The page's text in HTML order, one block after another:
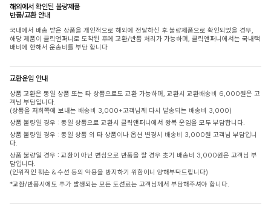
해외에서 확인된 불량제품
반품/교환 안내
국내에서 배송 받은 상품을 개인적으로 해외에 전달하신 후 불량제품으로 확인되었을 경우,
해당 제품이 클릭앤퍼니로 도착된 후에 교환/반품 처리가 가능하며, 클릭앤퍼니에서는 국내택
배비에 한해서 운송비를 부담 합니다
교환운임 안내
상품 교환은 동일 상품 또는 타 상품으로도 교환 가능하며, 교환시 교환배송비 6,000원은 고
객님 부담입니다.
(상품을 저희쪽에 보내는 배송비 3,000+고객님께 다시 발송되는 배송비 3,000)
상품 불량일 경우 : 동일 상품으로 교환시 클릭앤퍼니에서 왕복 운임을 모두 부담합니다.
상품 불량일 경우 : 동일 상품 외 타 상품이나 옵션 변경시 배송비 3,000원 고객님 부담입니
다.
상품 불량일 경우 : 교환이 아닌 변심으로 반품을 할 경우 초기 배송비 3,000원은 고객님 부
담입니다.
(인위적인 훼손 & 수선 등의 악용을 방지하기 위함이니 양해부탁드립니다)
*교환/반품시에도 추가 발생되는 모든 도선료는 고객님께서 부담해주셔야 합니다.